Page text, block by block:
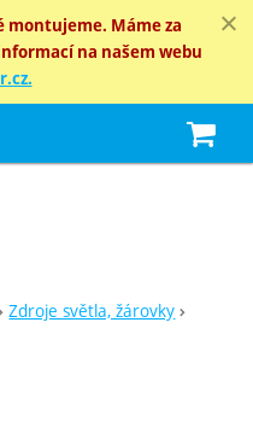
Máme za
na našem webu
Zdroje světla, žárovky